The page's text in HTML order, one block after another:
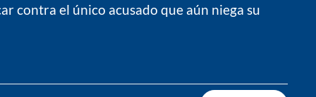
contra el único acusado que aún niega su